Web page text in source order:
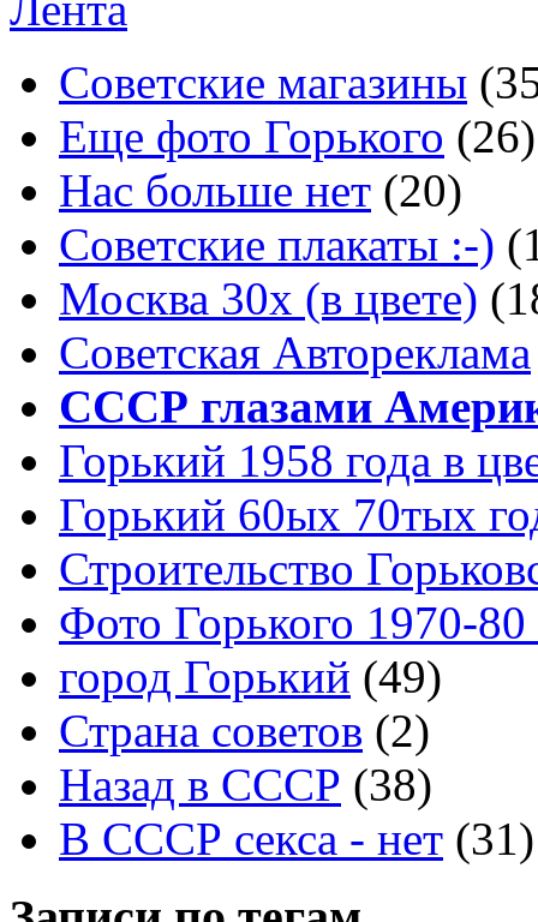
Советские магазины
Еще фото Горького (26)
Нас больше нет (20)
Советские плакаты :-)
Москва 30x (в цвете)
Советская Автореклама
СССР глазами
Горький 1958 года в
Горький 60ых 70тых
Строительство
Фото Горького 1970-80
город Горький (49)
Страна советов (2)
Назад в СССР (38)
В СССР секса - нет (31)